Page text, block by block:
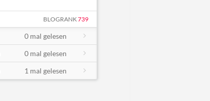
BLOGRANK739
0 mal gelesen
0 mal gelesen
1 mal gelesen